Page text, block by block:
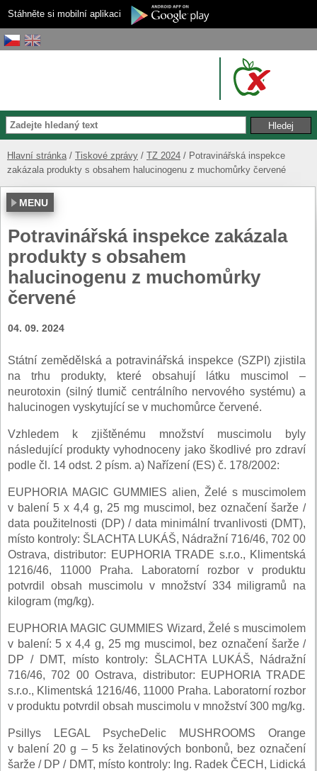
Stáhněte si mobilní aplikaci
Hlavní stránka Tiskové zprávy TZ 2024
Potravinářská inspekce
zakázala produkty s obsahem halucinogenu z muchomůrky červené
MENU
Potravinářská inspekce zakázala
produkty s obsahem
halucinogenu z muchomůrky
červené
04. 09. 2024
Státní zemědělská a potravinářská inspekce (SZPI) zjistila
na trhu produkty, které obsahují látku muscimol –
neurotoxin (silný tlumič centrálního nervového systému) a
halucinogen vyskytující se v muchomůrce červené.
Vzhledem k zjištěnému množství muscimolu byly
následující produkty vyhodnoceny jako škodlivé pro zdraví
podle čl. 14 odst. 2 písm. a) Nařízení (ES) č. 178/2002:
EUPHORIA MAGIC GUMMIES alien, Želé s muscimolem
v balení 5 x 4,4 g, 25 mg muscimol, bez označení šarže /
data použitelnosti (DP) / data minimální trvanlivosti (DMT),
místo kontroly: ŠLACHTA LUKÁŠ, Nádražní 716/46, 702 00
Ostrava, distributor: EUPHORIA TRADE s.r.o., Klimentská
1216/46, 11000 Praha. Laboratorní rozbor v produktu
potvrdil obsah muscimolu v množství 334 miligramů na
kilogram (mg/kg).
EUPHORIA MAGIC GUMMIES Wizard, Želé s muscimolem
v balení: 5 x 4,4 g, 25 mg muscimol, bez označení šarže /
DP / DMT, místo kontroly: ŠLACHTA LUKÁŠ, Nádražní
716/46, 702 00 Ostrava, distributor: EUPHORIA TRADE
s.r.o., Klimentská 1216/46, 11000 Praha. Laboratorní rozbor
v produktu potvrdil obsah muscimolu v množství 300 mg/kg.
Psillys LEGAL PsycheDelic MUSHROOMS Orange
v balení 20 g – 5 ks želatinových bonbonů, bez označení
šarže / DP / DMT, místo kontroly: Ing. Radek ČECH, Lidická